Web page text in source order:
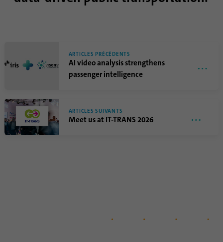
ARTICLES PRÉCÉDENTS
AI video analysis strengthens
passenger intelligence
ARTICLES SUIVANTS
Meet us at IT-TRANS 2026